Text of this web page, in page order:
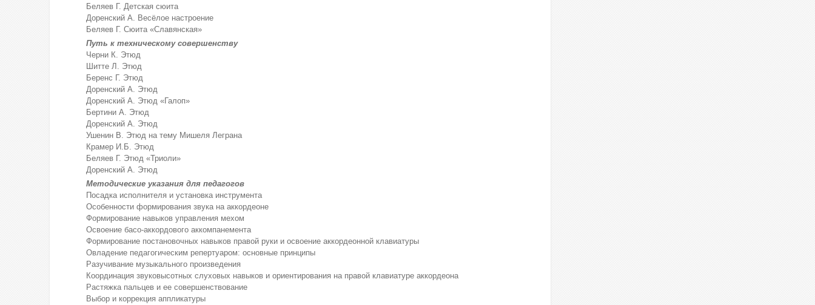
Беляев Г. Детская сюита
Доренский А. Весёлое настроение
Беляев Г. Сюита «Славянская»
Путь к техническому совершенству
Черни К. Этюд
Шитте Л. Этюд
Беренс Г. Этюд
Доренский А. Этюд
Доренский А. Этюд «Галоп»
Бертини А. Этюд
Доренский А. Этюд
Ушенин В. Этюд на тему Мишеля Леграна
Крамер И.Б. Этюд
Беляев Г. Этюд «Триоли»
Доренский А. Этюд
Методические указания для педагогов
Посадка исполнителя и установка инструмента
Особенности формирования звука на аккордеоне
Формирование навыков управления мехом
Освоение басо-аккордового аккомпанемента
Формирование постановочных навыков правой руки и освоение аккордеонной клавиатуры
Овладение педагогическим репертуаром: основные принципы
Разучивание музыкального произведения
Координация звуковысотных слуховых навыков и ориентирования на правой клавиатуре аккордеона
Растяжка пальцев и ее совершенствование
Выбор и коррекция аппликатуры